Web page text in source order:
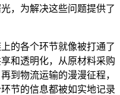
，为解决这些问题提供了
的各个环节就像被打通了
和透明化，从原材料采购
到物流运输的漫漫征程，
节的信息都被如实地记录